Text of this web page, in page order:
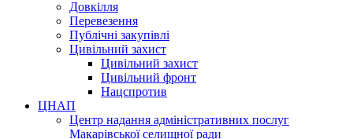
Довкілля
Перевезення
Публічні закупівлі
Цивільний захист
Цивільний захист
Цивільний фронт
Нацспротив
ЦНАП
Центр надання адміністративних послуг
Макарівської селищної ради